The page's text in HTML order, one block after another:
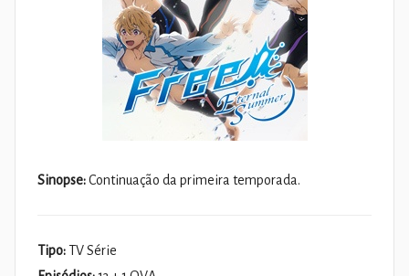
Sinopse:Continuação da primeira temporada.
Tipo:TV Série